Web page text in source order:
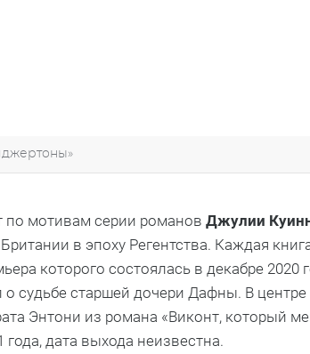
по мотивам серии романов Джулии
в эпоху Регентства. Каждая
которого состоялась в декабре 2020
о судьбе старшей дочери Дафны. В
Энтони из романа «Виконт, который
дата выхода неизвестна.